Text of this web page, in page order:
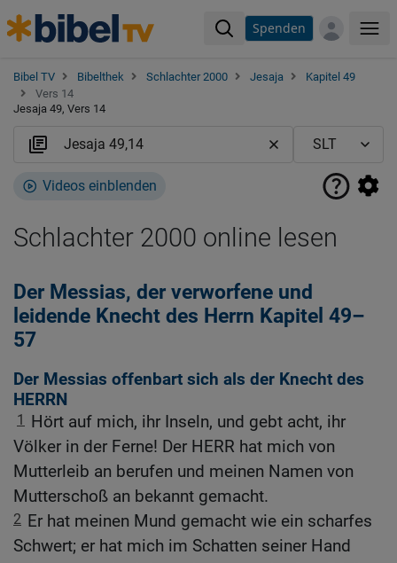
Spenden
Bibel TV Bibelthek Schlachter 2000 Jesaja
Kapitel 49
Vers 14
Jesaja 49, Vers 14
Videos einblenden
Schlachter 2000 online lesen
Der Messias, der verworfene und
leidende Knecht des Herrn Kapitel 49–
57
Der Messias offenbart sich als der Knecht des
HERRN
1
Hört auf mich, ihr Inseln, und gebt acht, ihr
Völker in der Ferne! Der HERR hat mich von
Mutterleib an berufen und meinen Namen von
Mutterschoß an bekannt gemacht.
2 Er hat meinen Mund gemacht wie ein scharfes
Schwert; er hat mich im Schatten seiner Hand